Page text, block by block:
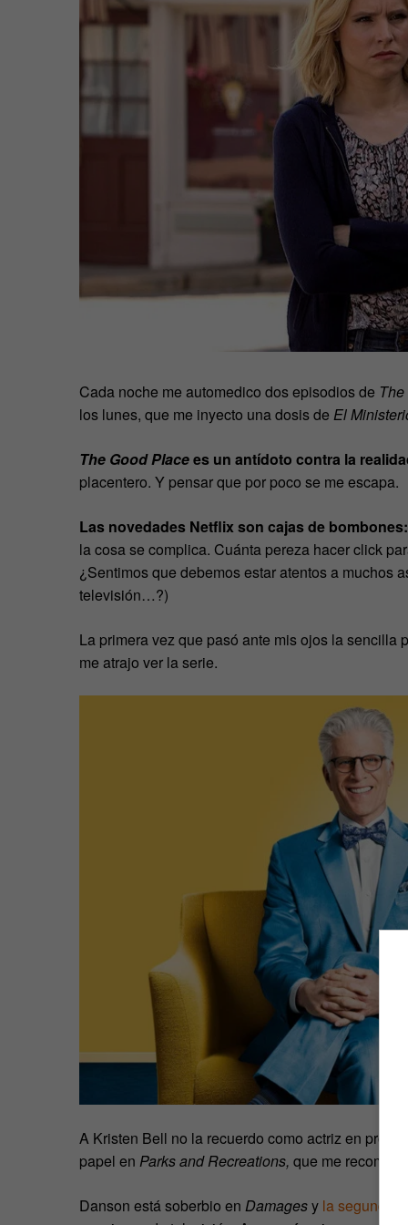
Cada noche me automedico dos episodios de
los lunes, que me inyecto una dosis de El
The Good Placees un antídoto contra la
placentero. Y pensar que por poco se me escapa.
Las novedades Netflix son cajas de
la cosa se complica. Cuánta pereza hacer click
¿Sentimos que debemos estar atentos a muchos
televisión…?)
La primera vez que pasó ante mis ojos la sencilla
me atrajo ver la serie.
A Kristen Bell no la recuerdo como actriz en
papel en Parks and Recreations, que me
Danson está soberbio en Damagesy la segunda